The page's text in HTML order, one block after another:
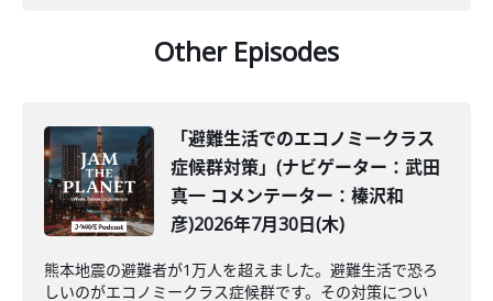
Other Episodes
「避難生活でのエコノミークラス
症候群対策」(ナビゲーター：武田
真一 コメンテーター：榛沢和
彦)2026年7月30日(木)
熊本地震の避難者が1万人を超えました。避難生活で恐ろ
しいのがエコノミークラス症候群です。その対策につい